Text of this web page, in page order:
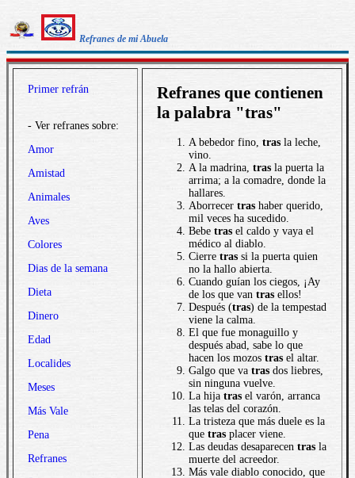
Refranes de mi Abuela
Primer refrán
- Ver refranes sobre:
Amor
Amistad
Animales
Aves
Colores
Dias de la semana
Dieta
Dinero
Edad
Localides
Meses
Más Vale
Pena
Refranes
Refranes que contienen
la palabra "tras"
A bebedor fino, tras la leche,
vino.
A la madrina, tras la puerta la
arrima; a la comadre, donde la
hallares.
Aborrecer tras haber querido,
mil veces ha sucedido.
Bebe tras el caldo y vaya el
médico al diablo.
Cierre tras si la puerta quien
no la hallo abierta.
Cuando guían los ciegos, ¡Ay
de los que van tras ellos!
Después (tras) de la tempestad
viene la calma.
El que fue monaguillo y
después abad, sabe lo que
hacen los mozos tras el altar.
Galgo que va tras dos liebres,
sin ninguna vuelve.
La hija tras el varón, arranca
las telas del corazón.
La tristeza que más duele es la
que tras placer viene.
Las deudas desaparecen trasla
muerte del acreedor.
Más vale diablo conocido, que